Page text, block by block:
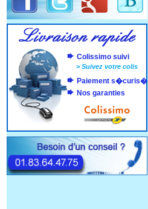
Colissimo suivi
>Suivez votre colis
Paiement s�curis�
Nos garanties